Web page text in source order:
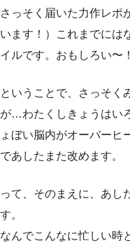
さっそく届いた力作レポ
います！）これまでには
イルです。おもしろい〜
ということで、さっそく
が…わたくしきょうはい
ょぼい脳内がオーバーヒ
であしたまた改めます。
って、そのまえに、あし
す。
なんでこんなに忙しい時